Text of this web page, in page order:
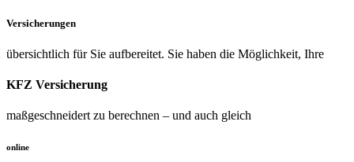
Versicherungen
übersichtlich für Sie aufbereitet. Sie haben die Möglichkeit, Ihre
KFZ Versicherung
maßgeschneidert zu berechnen – und auch gleich
online